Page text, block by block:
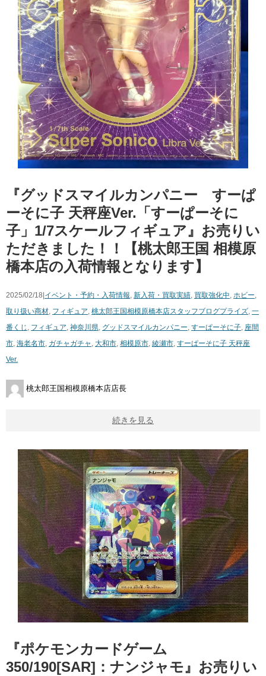
『グッドスマイルカンパニー すーぱ
ーそに子 天秤座Ver.「すーぱーそに
子」1/7スケールフィギュア』お売りい
ただきました！！【桃太郎王国 相模原
橋本店の入荷情報となります】
2025/02/18| イベント・予約・入荷情報, 新入荷・買取実績, 買取強化中, ホビー,
取り扱い商材, フィギュア, 桃太郎王国相模原橋本店スタッフブログプライズ, 一
番くじ , フィギュア, 神奈川県, グッドスマイルカンパニー, すーぱーそに子, 座間
市, 海老名市, ガチャガチャ , 大和市, 相模原市, 綾瀬市, すーぱーそに子 天秤座
Ver.
桃太郎王国相模原橋本店店長
続きを見る
『ポケモンカードゲーム
350/190[SAR]：ナンジャモ』お売りい